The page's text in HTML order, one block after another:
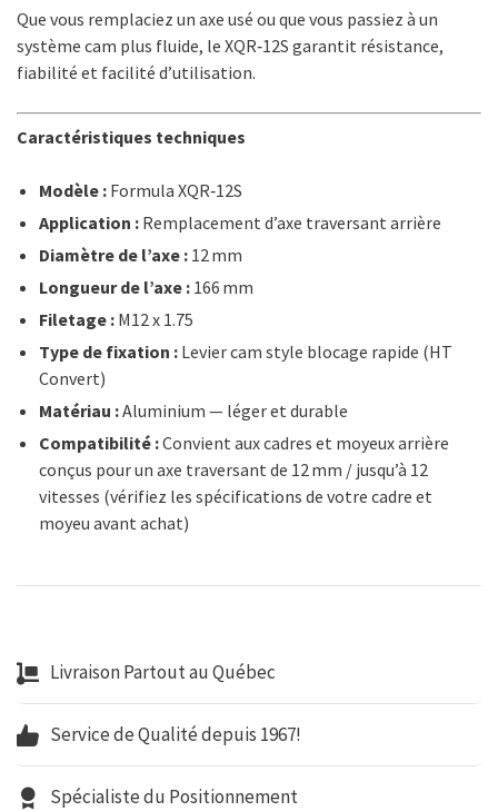
Que vous remplaciez un axe usé ou que vous passiez à un
système cam plus fluide, le XQR‑12S garantit résistance,
fiabilité et facilité d’utilisation.
Caractéristiques techniques
Modèle : Formula XQR‑12S
Application : Remplacement d’axe traversant arrière
Diamètre de l’axe : 12 mm
Longueur de l’axe : 166 mm
Filetage : M12 x 1.75
Type de fixation : Levier cam style blocage rapide (HT
Convert)
Matériau :Aluminium — léger et durable
Compatibilité :Convient aux cadres et moyeux arrière
conçus pour un axe traversant de 12 mm / jusqu’à 12
vitesses (vérifiez les spécifications de votre cadre et
moyeu avant achat)
Livraison Partout au Québec
Service de Qualité depuis 1967!
Spécialiste du Positionnement